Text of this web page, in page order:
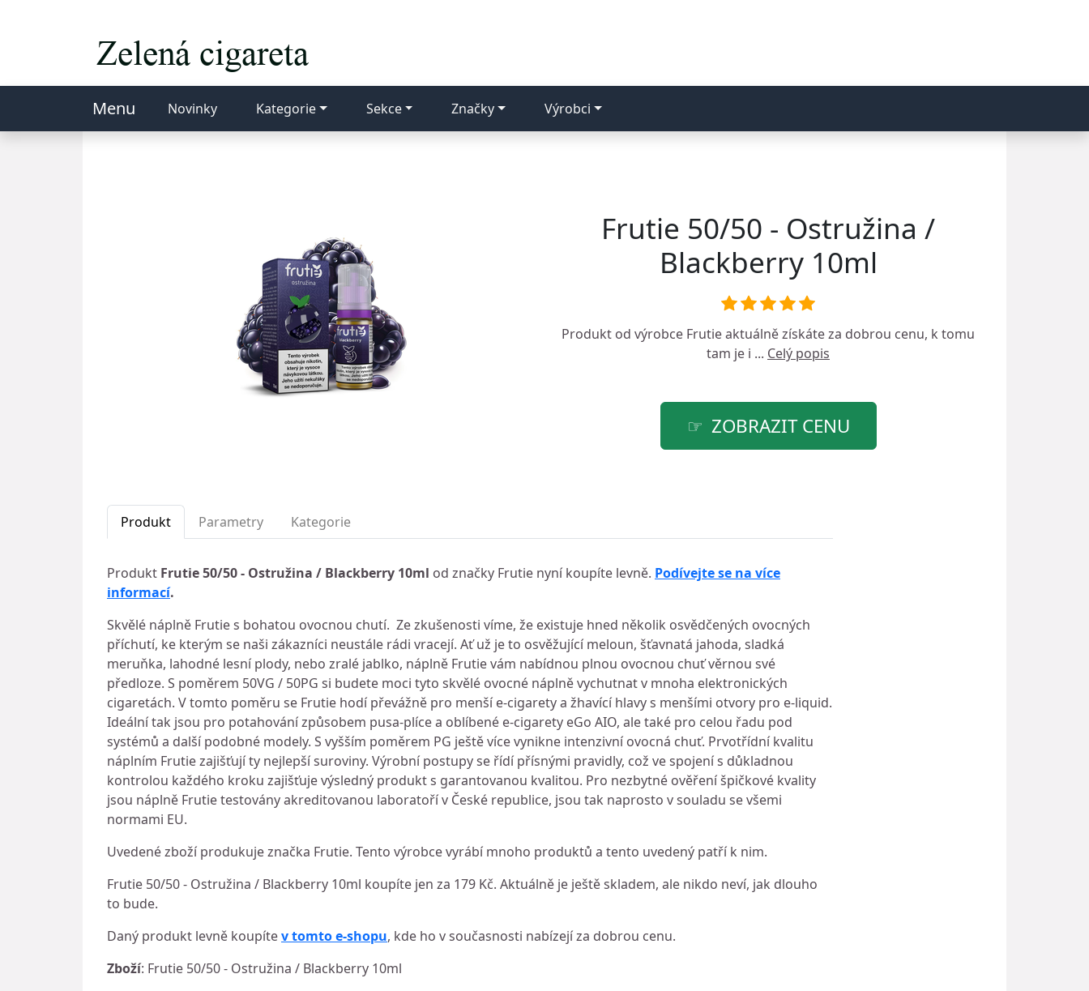
Menu Novinky Kategorie Sekce Značky Výrobci
Frutie 50/50 - Ostružina /
Blackberry 10ml
Produkt od výrobce Frutieaktuálně získáte za dobrou cenu, k tomu
tam je i ... Celý popis
ZOBRAZIT CENU
Produkt Parametry Kategorie
Produkt Frutie 50/50 - Ostružina / Blackberry 10ml od značky Frutie nyní koupíte levně. Podívejte se na více
informací.
Skvělé náplně Frutie s bohatou ovocnou chutí. Ze zkušenosti víme, že existuje hned několik osvědčených ovocných
příchutí, ke kterým se naši zákazníci neustále rádi vracejí. Ať už je to osvěžující meloun, šťavnatá jahoda, sladká
meruňka, lahodné lesní plody, nebo zralé jablko, náplně Frutie vám nabídnou plnou ovocnou chuť věrnou své
předloze. S poměrem 50VG / 50PG si budete moci tyto skvělé ovocné náplně vychutnat v mnoha elektronických
cigaretách. V tomto poměru se Frutie hodí převážně pro menší e-cigarety a žhavící hlavy s menšími otvory pro e-liquid.
Ideální tak jsou pro potahování způsobem pusa-plíce a oblíbené e-cigarety eGo AIO, ale také pro celou řadu pod
systémů a další podobné modely. S vyšším poměrem PG ještě více vynikne intenzivní ovocná chuť. Prvotřídní kvalitu
náplním Frutie zajišťují ty nejlepší suroviny. Výrobní postupy se řídí přísnými pravidly, což ve spojení s důkladnou
kontrolou každého kroku zajišťuje výsledný produkt s garantovanou kvalitou. Pro nezbytné ověření špičkové kvality
jsou náplně Frutie testovány akreditovanou laboratoří v České republice, jsou tak naprosto v souladu se všemi
normami EU.
Uvedené zboží produkuje značka Frutie. Tento výrobce vyrábí mnoho produktů a tento uvedený patří k nim.
Frutie 50/50 - Ostružina / Blackberry 10ml koupíte jen za 179 Kč. Aktuálně je ještě skladem, ale nikdo neví, jak dlouho
to bude.
Daný produkt levně koupítev tomto e-shopu, kde ho v současnosti nabízejí za dobrou cenu.
Zboží: Frutie 50/50 - Ostružina / Blackberry 10ml